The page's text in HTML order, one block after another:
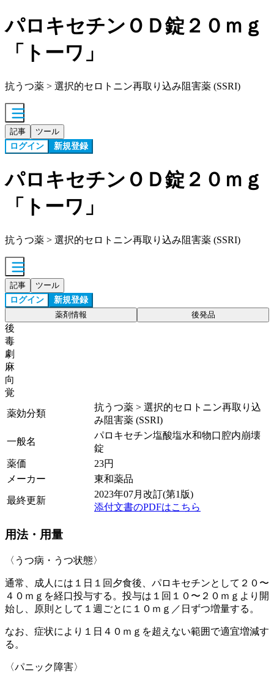
パロキセチンＯＤ錠２０ｍｇ
「トーワ」
抗うつ薬 > 選択的セロトニン再取り込み阻害薬 (SSRI)
記事 ツール
ログイン 新規登録
パロキセチンＯＤ錠２０ｍｇ
「トーワ」
抗うつ薬 > 選択的セロトニン再取り込み阻害薬 (SSRI)
記事 ツール
ログイン 新規登録
薬剤情報 後発品
後
毒
劇
麻
向
覚
薬効分類
抗うつ薬 > 選択的セロトニン再取り込
み阻害薬 (SSRI)
一般名
パロキセチン塩酸塩水和物口腔内崩壊
錠
薬価
23円
メーカー
東和薬品
最終更新
2023年07月改訂(第1版)
添付文書のPDFはこちら
用法・用量
〈うつ病・うつ状態〉
通常、成人には１日１回夕食後、パロキセチンとして２０〜
４０ｍｇを経口投与する。投与は１回１０〜２０ｍｇより開
始し、原則として１週ごとに１０ｍｇ／日ずつ増量する。
なお、症状により１日４０ｍｇを超えない範囲で適宜増減す
る。
〈パニック障害〉